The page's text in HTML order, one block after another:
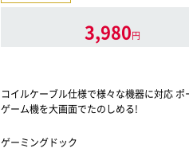
3,980円
コイルケーブル仕様で様々な機器に対応 ポ
ゲーム機を大画面でたのしめる!
ゲーミングドック